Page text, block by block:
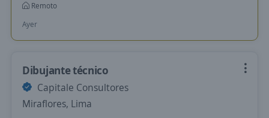
Remoto
Ayer
Dibujante técnico
Capitale Consultores
Miraflores, Lima